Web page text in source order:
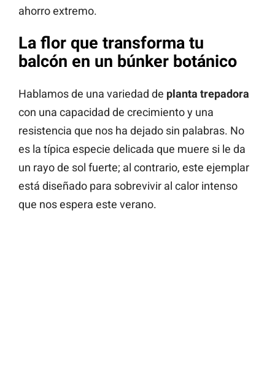
ahorro extremo.
La flor que transforma tu
balcón en un búnker botánico
Hablamos de una variedad de planta trepadora
con una capacidad de crecimiento y una
resistencia que nos ha dejado sin palabras. No
es la típica especie delicada que muere si le da
un rayo de sol fuerte; al contrario, este ejemplar
está diseñado para sobrevivir al calor intenso
que nos espera este verano.